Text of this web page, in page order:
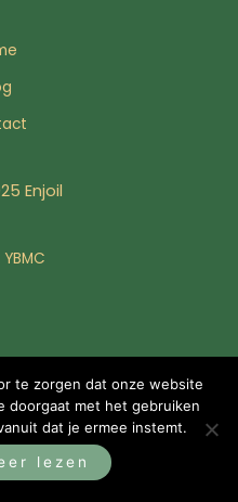
Enjoil
te zorgen dat onze website
doorgaat met het gebruiken
dat je ermee instemt.
lezen